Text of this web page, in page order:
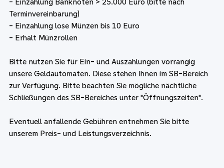
Terminvereinbarung)
- Einzahlung lose Münzen bis 10 Euro
- Erhalt Münzrollen
Bitte nutzen Sie für Ein- und Auszahlungen vorrangig
unsere Geldautomaten. Diese stehen Ihnen im SB-Bereich
zur Verfügung. Bitte beachten Sie mögliche nächtliche
Schließungen des SB-Bereiches unter "Öffnungszeiten".
Eventuell anfallende Gebühren entnehmen Sie bitte
unserem Preis- und Leistungsverzeichnis.